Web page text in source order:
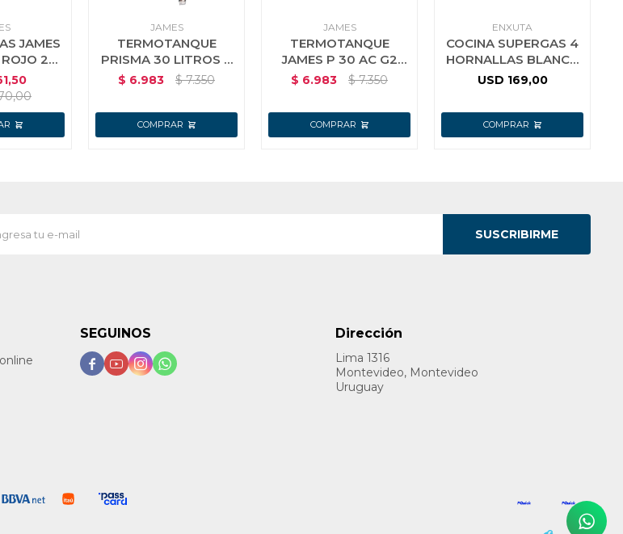
JAMES
20
JAMES
TERMOTANQUE
PRISMA 30 LITROS A
TANQUE ACERO
$ 6.983 $ 7.350
JAMES
TERMOTANQUE
JAMES P 30 AC G2
CILINDRICO ACERO
$ 6.983 $ 7.350
ENXUTA
COCINA SUPERGAS 4
HORNALLAS BLANCA
CON TERMOCUPLA
USD 169,00
SUSCRIBIRME
Dirección
Lima 1316
Montevideo, Montevideo
Uruguay
SEGUINOS
   